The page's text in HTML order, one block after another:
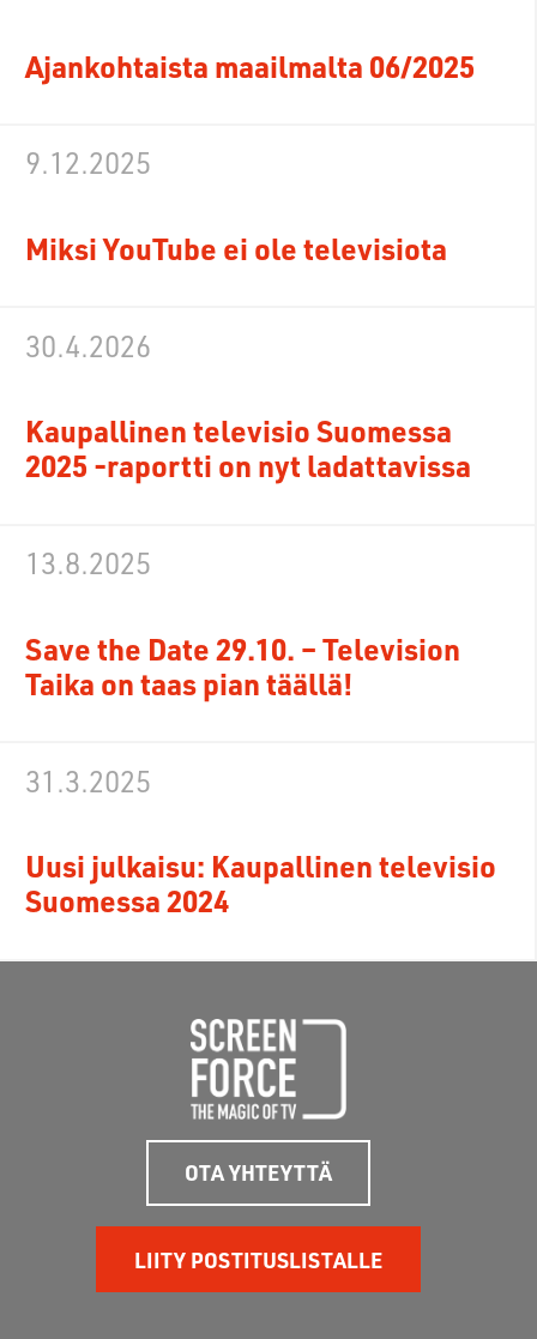
Ajankohtaista maailmalta 06/2025
Miksi YouTube ei ole televisiota
9.12.2025
Kaupallinen televisio Suomessa
2025 -raportti on nyt ladattavissa
30.4.2026
Save the Date 29.10. – Television
Taika on taas pian täällä!
13.8.2025
Uusi julkaisu: Kaupallinen televisio
Suomessa 2024
31.3.2025
OTA YHTEYTTÄ
LIITY POSTITUSLISTALLE